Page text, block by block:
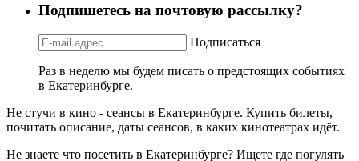
Подпишетесь на почтовую рассылку?
Подписаться
Раз в неделю мы будем писать о предстоящих событиях
в Екатеринбурге.
Не стучи в кино - сеансы в Екатеринбурге. Купить билеты,
почитать описание, даты сеансов, в каких кинотеатрах идёт.
Не знаете что посетить в Екатеринбурге? Ищете где погулять